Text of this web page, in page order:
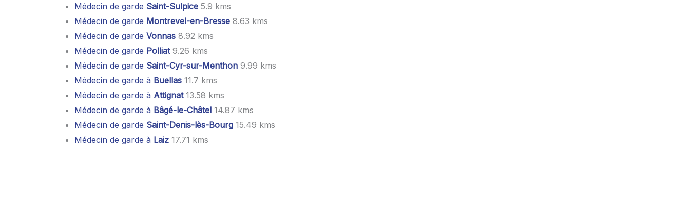
Médecin de garde Saint-Sulpice 5.9 kms
Médecin de garde Montrevel-en-Bresse 8.63 kms
Médecin de garde Vonnas 8.92 kms
Médecin de garde Polliat9.26 kms
Médecin de garde Saint-Cyr-sur-Menthon 9.99 kms
Médecin de garde à Buellas 11.7 kms
Médecin de garde à Attignat13.58 kms
Médecin de garde à Bâgé-le-Châtel 14.87 kms
Médecin de garde Saint-Denis-lès-Bourg 15.49 kms
Médecin de garde à Laiz 17.71 kms